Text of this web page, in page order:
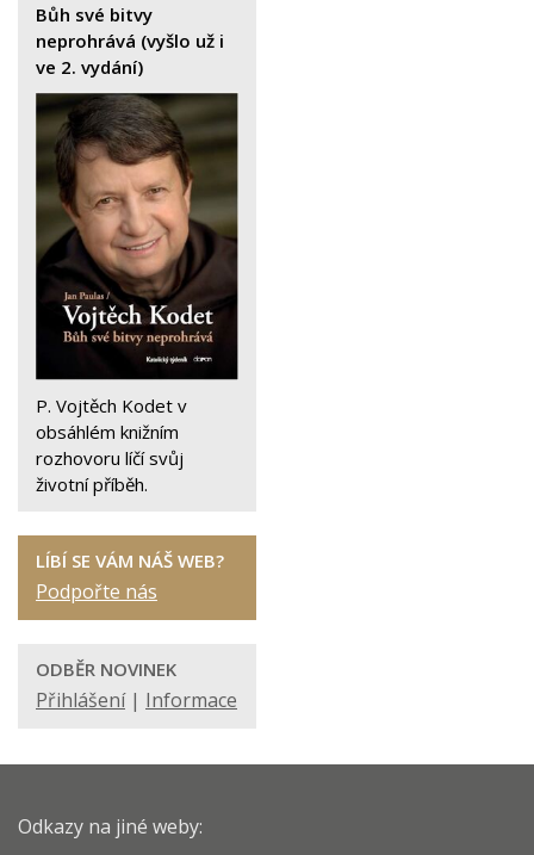
Bůh své bitvy
neprohrává (vyšlo už i
ve 2. vydání)
P. Vojtěch Kodet v
obsáhlém knižním
rozhovoru líčí svůj
životní příběh.
LÍBÍ SE VÁM NÁŠ WEB?
Podpořte nás
ODBĚR NOVINEK
Přihlášení| Informace
Odkazy na jiné weby: